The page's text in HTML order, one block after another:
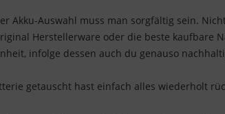
Akku-Auswahl muss man sorgfältig sein.
Herstellerware oder die beste kaufbare
infolge dessen auch du genauso
getauscht hast einfach alles wiederholt